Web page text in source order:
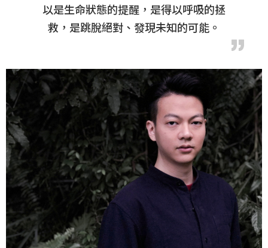
以是生命狀態的提醒，是得以呼吸的拯
救，是跳脫絕對、發現未知的可能。